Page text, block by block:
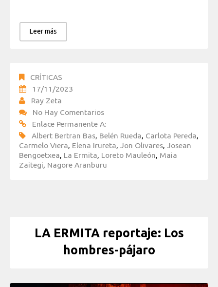
Leer más
CRÍTICAS
17/11/2023
Ray Zeta
No Hay Comentarios
Enlace Permanente A:
Albert Bertran Bas, Belén Rueda, Carlota Pereda,
Carmelo Viera, Elena Irureta, Jon Olivares, Josean
Bengoetxea, La Ermita, Loreto Mauleón, Maia
Zaitegi, Nagore Aranburu
LA ERMITA reportaje: Los
hombres-pájaro